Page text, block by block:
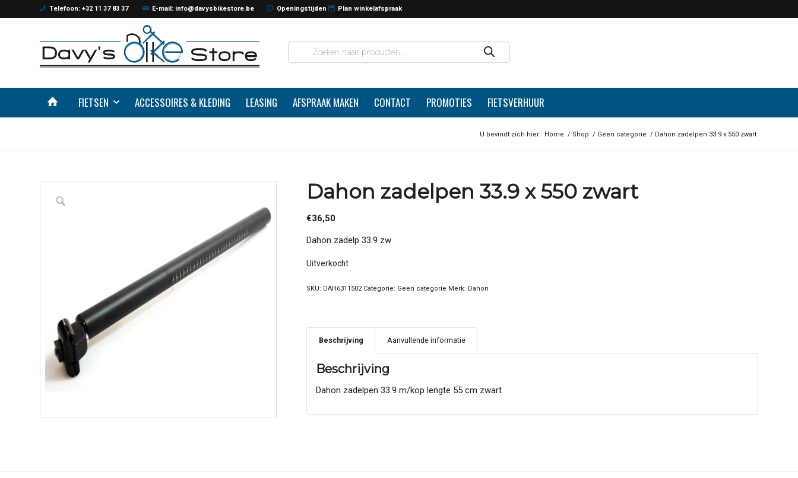
Telefoon: +32 11 37 83 37 E-mail: info@davysbikestore.be Openingstijden Plan winkelafspraak
FIETSEN ACCESSOIRES & KLEDING LEASING AFSPRAAK MAKEN CONTACT PROMOTIES FIETSVERHUUR
U bevindt zich hier: Home / Shop / Geen categorie / Dahon zadelpen 33.9 x 550 zwart
Dahon zadelpen 33.9 x 550 zwart
€36,50
Dahon zadelp 33.9 zw
Uitverkocht
SKU: DAH6311502 Categorie: Geen categorie Merk: Dahon
Beschrijving Aanvullende informatie
Beschrijving
Dahon zadelpen 33.9 m/kop lengte 55 cm zwart